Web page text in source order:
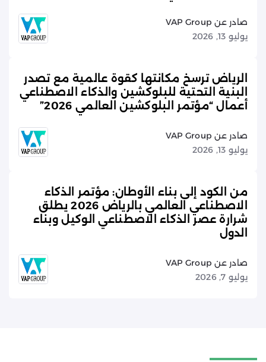
صادر عن VAP Group
يوليو 13, 2026
الرياض ترسخ مكانتها كقوة عالمية مع تصدر
البنية التحتية للبلوكشين والذكاء الاصطناعي
أعمال “مؤتمر البلوكشين العالمي 2026”
صادر عن VAP Group
يوليو 13, 2026
من الكود إلى بناء الأوطان: مؤتمر الذكاء
الاصطناعي العالمي بالرياض 2026 يطلق
شرارة عصر الذكاء الاصطناعي الوكيل وبناء
الدول
صادر عن VAP Group
يوليو 7, 2026